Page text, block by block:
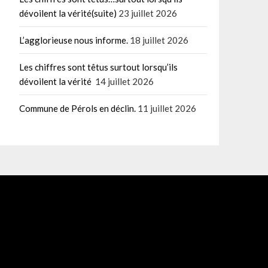
dévoilent la vérité(suite) 23 juillet 2026
L’agglorieuse nous informe. 18 juillet 2026
Les chiffres sont têtus surtout lorsqu’ils
dévoilent la vérité 14 juillet 2026
Commune de Pérols en déclin. 11 juillet 2026